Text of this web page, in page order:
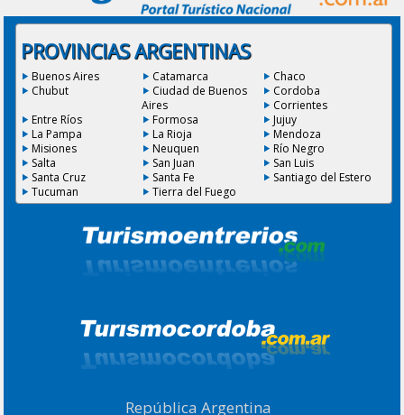
PROVINCIAS ARGENTINAS
Buenos Aires Catamarca
Chaco
Chubut
Ciudad de Buenos
Aires
Cordoba
Corrientes
Entre Ríos
Formosa
Jujuy
La Pampa
La Rioja
Mendoza
Misiones
Neuquen
Río Negro
Salta
San Juan
San Luis
Santa Cruz
Santa Fe
Santiago del Estero
Tucuman
Tierra del Fuego
República Argentina